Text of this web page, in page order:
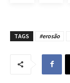
TAGS #erosão